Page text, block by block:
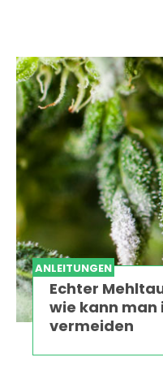
ANLEITUNGEN
Echter
wie kann man
vermeiden